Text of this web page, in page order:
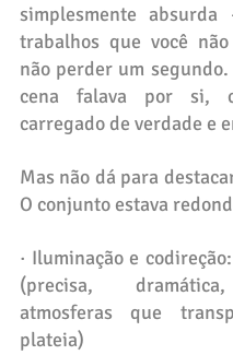
simplesmente absurda
trabalhos que você
não perder um segundo.
cena falava por si,
carregado de verdade e
Mas não dá para
O conjunto estava
· Iluminação e
(precisa,
atmosferas que
plateia)